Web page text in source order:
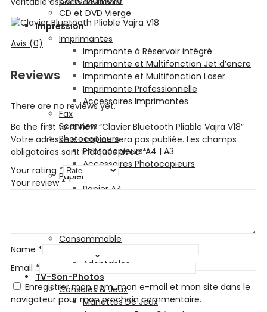
CD et DVD Vierge
Impression
Imprimantes
Imprimante à Réservoir intégré
Imprimante et Multifonction Jet d’encre
Imprimante et Multifonction Laser
Imprimante Professionnelle
Accessoires Imprimantes
Fax
Scanners
Photocopieurs
Photocopieurs A4 | A3
Accessoires Photocopieurs
Papier
Papier A4
Consommable
Adaptables
TV-Son-Photos
Consoles & Jeux
Manettes De Jeux
Avis (0)
Reviews
There are no reviews yet.
Be the first to review “Clavier Bluetooth Pliable Vajra V18”
Votre adresse e-mail ne sera pas publiée. Les champs
obligatoires sont indiqués avec*
Your rating *
Your review*
Name *
Email *
Enregistrer mon nom, mon e-mail et mon site dans le
navigateur pour mon prochain commentaire.